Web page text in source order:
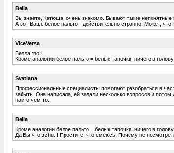
Bella
Вы знаете, Катюша, очень знакомо. Бывают такие
А вот Ваше белое пальто - действительно странно. Может,
ViceVersa
Белла :no:
Кроме аналогии белое пальто = белые тапочки, ничего в голову
Svetlana
Профессиональные специалисты помогают разобраться в
забыть. Она написала, ей задали несколько вопросов и
нам о чем-то.
Bella
Кроме аналогии белое пальто = белые тапочки, ничего в голову
Да Вы что :rzhu: ! Простите, что смеюсь. Почему не